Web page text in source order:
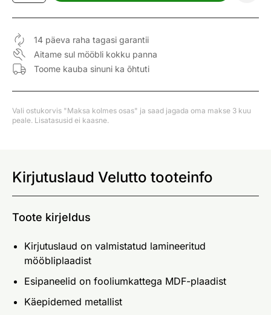
14 päeva raha tagasi garantii
Aitame sul mööbli kokku panna
Toome kauba sinuni ka õhtuti
Vali ostukorvis "Maksa kolmes osas" ja saad jagada oma makse 3 kuu
peale. Lisatasusid ei kaasne.
Kirjutuslaud Velutto tooteinfo
Toote kirjeldus
Kirjutuslaud on valmistatud lamineeritud
mööbliplaadist
Esipaneelid on fooliumkattega MDF-plaadist
Käepidemed metallist